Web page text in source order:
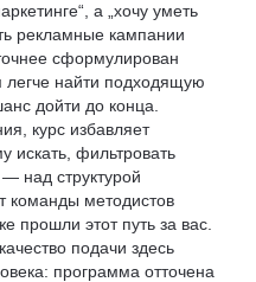
а „хочу уметь
рекламные кампании
сформулирован
легче найти подходящую
дойти до конца.
курс избавляет
искать, фильтровать
над структурой
команды методистов
прошли этот путь за вас.
подачи здесь
программа отточена